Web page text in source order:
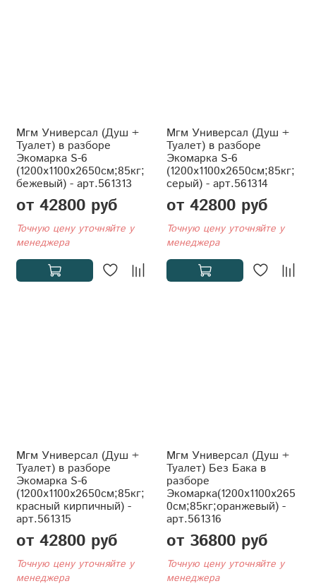
Мгм Универсал (Душ +
Туалет) в разборе
Экомарка S-6
(1200x1100x2650см;85кг;
бежевый) - арт.561313
от 42800 руб
Точную цену уточняйте у
менеджера
Мгм Универсал (Душ +
Туалет) в разборе
Экомарка S-6
(1200x1100x2650см;85кг;
серый) - арт.561314
от 42800 руб
Точную цену уточняйте у
менеджера
Мгм Универсал (Душ +
Туалет) в разборе
Экомарка S-6
(1200x1100x2650см;85кг;
красный кирпичный) -
арт.561315
от 42800 руб
Точную цену уточняйте у
менеджера
Мгм Универсал (Душ +
Туалет) Без Бака в
разборе
Экомарка(1200x1100x265
0см;85кг;оранжевый) -
арт.561316
от 36800 руб
Точную цену уточняйте у
менеджера